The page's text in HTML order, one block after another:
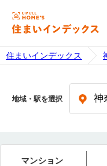
住まいインデックス
地域・駅を選択
マンション